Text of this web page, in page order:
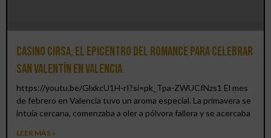
Casino CIRSA, el epicentro del romance para celebrar
San Valentín en Valencia
https://youtu.be/GlxkcU1H-rI?si=pk_Tpa-ZWUCfNzs1 El mes
de febrero en Valencia tuvo un aroma especial. La primavera se
intuía cercana, comenzaba a oler a pólvora fallera y se acercaba
LEER MÁS »